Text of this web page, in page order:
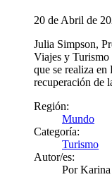
20 de Abril de
Julia Simpson,
Viajes y
que se realiza
recuperación de
Región:
Mundo
Categoría:
Turismo
Autor/es:
Por